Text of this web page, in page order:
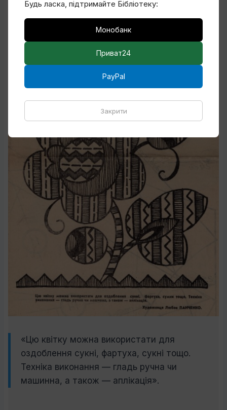
З журналу «Радянська жінка», № 4 / 1980
«Цю квітку можна використати для
оздоблення сукні, фартуха, сукні тощо.
Техніка виконання — гладь ручна чи
машинна, а також — аплікація».
Будь ласка, підтримайте Бібліотеку:
Монобанк
Приват24
PayPal
Закрити